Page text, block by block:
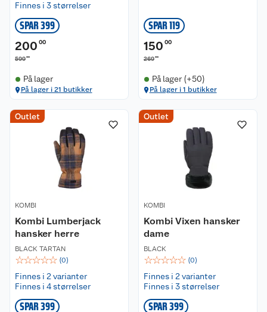
Finnes i 3 størrelser
SPAR 399
200 00
59900
På lager
På lager i 21 butikker
SPAR 119
150 00
26900
På lager (+50)
På lager i 1 butikker
Outlet
KOMBI
Kombi Lumberjack
hansker herre
BLACK TARTAN
☆☆☆☆☆ (0)
Finnes i 2 varianter
Finnes i 4 størrelser
SPAR 399
Outlet
KOMBI
Kombi Vixen hansker
dame
BLACK
☆☆☆☆☆ (0)
Finnes i 2 varianter
Finnes i 3 størrelser
SPAR 399
Nyheter
Våre butikker
Våre merkevarer
Coop kjeder
Kundeservice
Kontakt oss
Angre- og returrett
Reklamasjon og garanti
Ofte stilte spørsmål
Betalingsalternativer